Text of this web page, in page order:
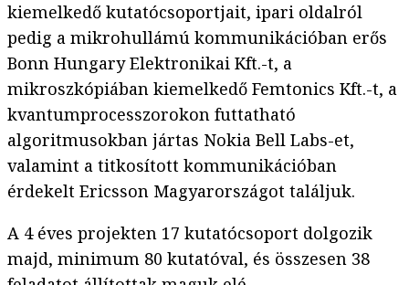
kiemelkedő kutatócsoportjait, ipari oldalról
pedig a mikrohullámú kommunikációban erős
Bonn Hungary Elektronikai Kft.-t, a
mikroszkópiában kiemelkedő Femtonics Kft.-t, a
kvantumprocesszorokon futtatható
algoritmusokban jártas Nokia Bell Labs-et,
valamint a titkosított kommunikációban
érdekelt Ericsson Magyarországot találjuk.
A 4 éves projekten 17 kutatócsoport dolgozik
majd, minimum 80 kutatóval, és összesen 38